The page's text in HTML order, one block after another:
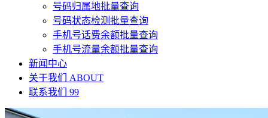
号码归属地批量查询
号码状态检测批量查询
手机号话费余额批量查询
手机号流量余额批量查询
新闻中心
关于我们 ABOUT
联系我们 99